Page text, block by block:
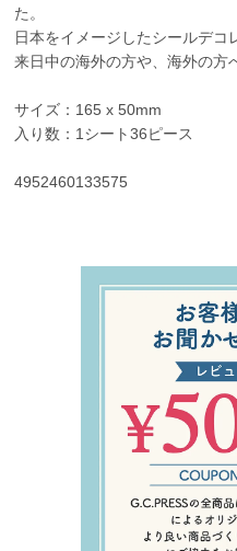
た。
日本をイメージしたシールデコ
来日中の海外の方や、海外の方
サイズ：165 x 50mm
入り数：1シート36ピース
4952460133575